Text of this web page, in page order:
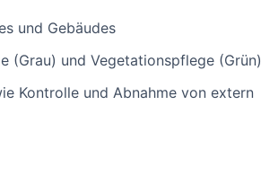
und Gebäudes
(Grau) und Vegetationspflege (Grün)
Kontrolle und Abnahme von extern